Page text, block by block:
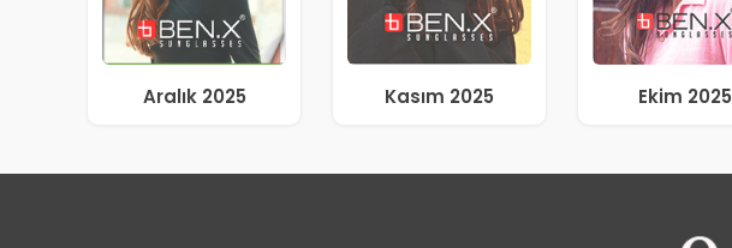
Aralık 2025 Kasım 2025 Ekim 2025